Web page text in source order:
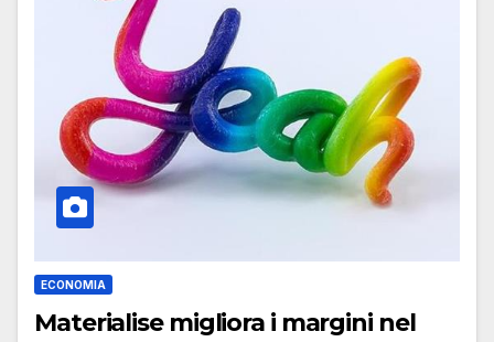
ECONOMIA
Materialise migliora i margini nel